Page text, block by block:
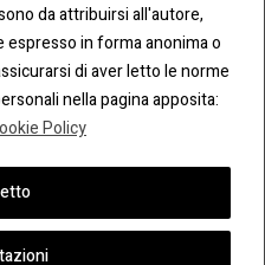
da attribuirsi all'autore,
in forma anonima o
di aver letto le norme
nella pagina apposita:
Policy
-